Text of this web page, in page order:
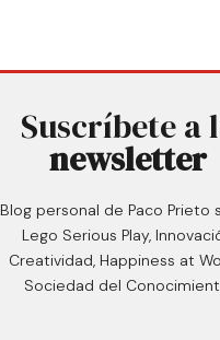
Suscríbete a
newsletter
Blog personal de Paco Prieto
Lego Serious Play,
Creatividad, Happiness at
Sociedad del